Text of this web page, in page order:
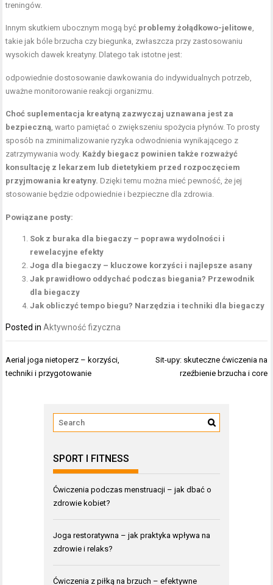
treningów.
Innym skutkiem ubocznym mogą być problemy żołądkowo-jelitowe,
takie jak bóle brzucha czy biegunka, zwłaszcza przy zastosowaniu
wysokich dawek kreatyny. Dlatego tak istotne jest:
odpowiednie dostosowanie dawkowania do indywidualnych potrzeb,
uważne monitorowanie reakcji organizmu.
Choć suplementacja kreatyną zazwyczaj uznawana jest za
bezpieczną, warto pamiętać o zwiększeniu spożycia płynów. To prosty
sposób na zminimalizowanie ryzyka odwodnienia wynikającego z
zatrzymywania wody. Każdy biegacz powinien także rozważyć
konsultację z lekarzem lub dietetykiem przed rozpoczęciem
przyjmowania kreatyny. Dzięki temu można mieć pewność, że jej
stosowanie będzie odpowiednie i bezpieczne dla zdrowia.
Powiązane posty:
Sok z buraka dla biegaczy – poprawa wydolności i
rewelacyjne efekty
Joga dla biegaczy – kluczowe korzyści i najlepsze asany
Jak prawidłowo oddychać podczas biegania? Przewodnik
dla biegaczy
Jak obliczyć tempo biegu? Narzędzia i techniki dla biegaczy
Posted inAktywność fizyczna
Nawigacja
wpisu
Aerial joga nietoperz – korzyści,
techniki i przygotowanie
Sit-upy: skuteczne ćwiczenia na
rzeźbienie brzucha i core
SPORT I FITNESS
Ćwiczenia podczas menstruacji – jak dbać o
zdrowie kobiet?
Joga restoratywna – jak praktyka wpływa na
zdrowie i relaks?
Ćwiczenia z piłką na brzuch – efektywne